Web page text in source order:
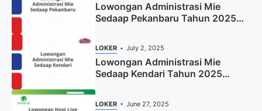
Lowongan Administrasi Mie
Sedaap Pekanbaru Tahun 2025
LOKER July 2, 2025
Lowongan Administrasi Mie
Sedaap Kendari Tahun 2025
LOKER June 27, 2025